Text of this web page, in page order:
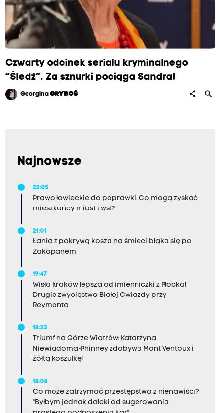
Czwarty odcinek serialu kryminalnego
“Śledź”. Za sznurki pociąga Sandra!
GeorginaGRYBOŚ share search
Najnowsze
22:05
Prawo łowieckie do poprawki. Co mogą zyskać
mieszkańcy miast i wsi?
21:01
Łania z pokrywą kosza na śmieci błąka się po
Zakopanem
19:47
Wisła Kraków lepsza od imienniczki z Płocka!
Drugie zwycięstwo Białej Gwiazdy przy
Reymonta
18:23
Triumf na Górze Wiatrów: Katarzyna
Niewiadoma-Phinney zdobywa Mont Ventoux i
żółtą koszulkę!
18:08
Co może zatrzymać przestępstwa z nienawiści?
"Byłbym jednak daleki od sugerowania